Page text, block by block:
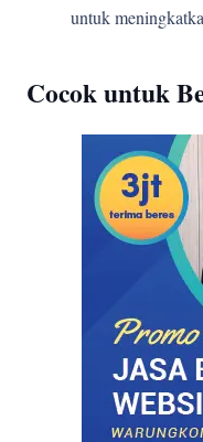
untuk
Cocok untuk